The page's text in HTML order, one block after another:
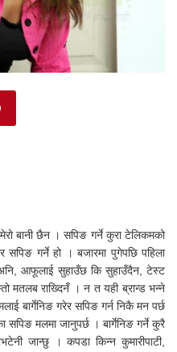
बानी छैन । सपिङ गर्ने कुरा टेलिकमको
गर्ने हो । बजारमा पुगेपछि पहिला
आफूलाई सुहाउँछ कि सुहाउँदैन, टेस्ट
मतलब राख्दिनँ । न त यही ब्रान्ड भन्ने
बार्गेनिङ गरेर सपिङ गर्न निकै मन पर्छ
सपिङ मलमा जानुपर्छ । बार्गेनिङ गर्ने कुरै
जान्छु । कपडा किन्न कुमारीपाटी,